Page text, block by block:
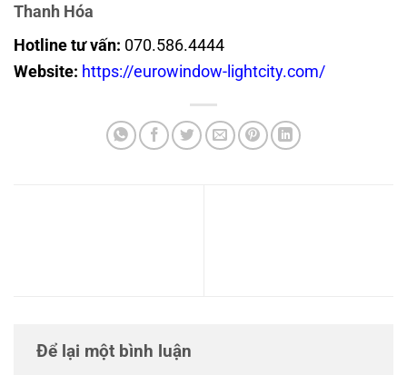
Thanh Hóa
Hotline tư vấn: 070.586.4444
Website: https://eurowindow-lightcity.com/
Để lại một bình luận